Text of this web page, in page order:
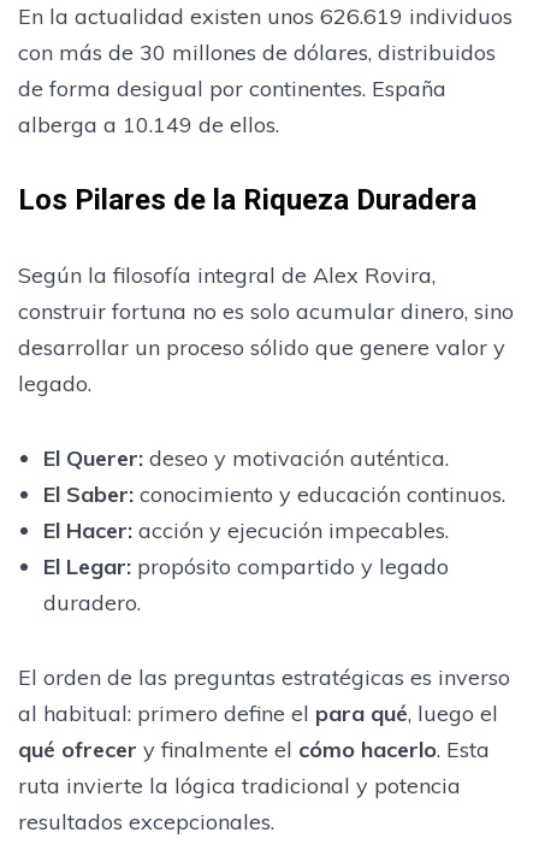
En la actualidad existen unos 626.619 individuos
con más de 30 millones de dólares, distribuidos
de forma desigual por continentes. España
alberga a 10.149 de ellos.
Los Pilares de la Riqueza Duradera
Según la filosofía integral de Alex Rovira,
construir fortuna no es solo acumular dinero, sino
desarrollar un proceso sólido que genere valor y
legado.
El Querer:deseo y motivación auténtica.
El Saber:conocimiento y educación continuos.
El Hacer:acción y ejecución impecables.
El Legar:propósito compartido y legado
duradero.
El orden de las preguntas estratégicas es inverso
al habitual: primero define el para qué, luego el
qué ofrecer y finalmente el cómo hacerlo. Esta
ruta invierte la lógica tradicional y potencia
resultados excepcionales.